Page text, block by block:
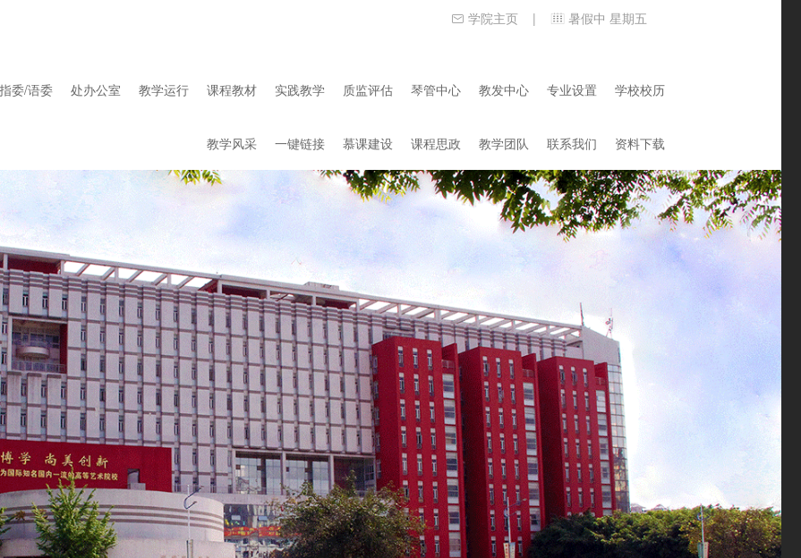
学院主页 | 暑假中 星期五
委/语委 处办公室 教学运行 课程教材 实践教学 质监评估 琴管中心 教发中心 专业设置 学校校历
教学风采 一键链接 慕课建设 课程思政 教学团队 联系我们 资料下载